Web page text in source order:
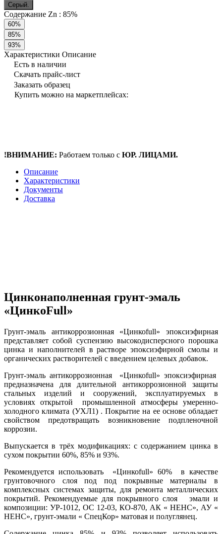
Серый.
Содержание Zn : 85%
60%
85%
93%
Характеристики Описание
Есть в наличии
Скачать прайс-лист
Заказать образец
Купить можно на маркетплейсах:
!ВНИМАНИЕ: Работаем только с ЮР. ЛИЦАМИ.
Описание
Характеристики
Документы
Доставка
Цинконаполненная грунт-эмаль
«ЦинкоFull»
Грунт-эмаль антикоррозионная «Цинкоfull» эпоксиэфирная
представляет собой суспензию высокодисперсного порошка
цинка и наполнителей в растворе эпоксиэфирной смолы и
органических растворителей с введением целевых добавок.
Грунт-эмаль антикоррозионная «Цинкоfull» эпоксиэфирная
предназначена для длительной антикоррозионной защиты
стальных изделий и сооружений, эксплуатируемых в
условиях открытой промышленной атмосферы умеренно-
холодного климата (УХЛ1) . Покрытие на ее основе обладает
свойством предотвращать возникновение подпленочной
коррозии.
Выпускается в трёх модификациях: с содержанием цинка в
сухом покрытии 60%, 85% и 93%.
Рекомендуется использовать «Цинкоfull» 60% в качестве
грунтовочного слоя под под покрывные материалы в
комплексных системах защиты, для ремонта металлических
покрытий. Рекомендуемые для покрывного слоя эмали и
композиции: УР-1012, ОС 12-03, КО-870, АК « НЕНС», АУ «
НЕНС», грунт-эмали « СпецКор» матовая и полуглянец.